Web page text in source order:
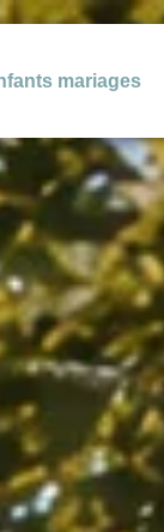
mariages